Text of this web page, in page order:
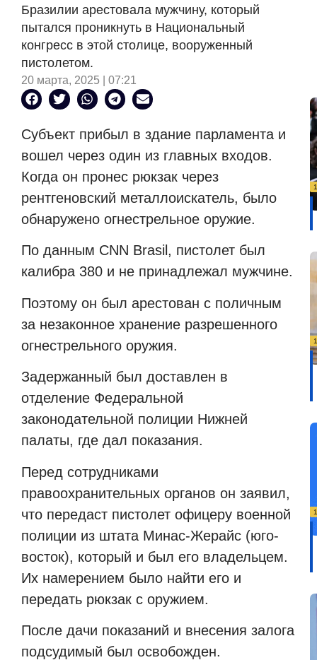
Бразилии арестовала мужчину, который
пытался проникнуть в Национальный
конгресс в этой столице, вооруженный
пистолетом.
20 марта, 2025 | 07:21
Субъект прибыл в здание парламента и
вошел через один из главных входов.
Когда он пронес рюкзак через
рентгеновский металлоискатель, было
обнаружено огнестрельное оружие.
По данным CNN Brasil, пистолет был
калибра 380 и не принадлежал мужчине.
Поэтому он был арестован с поличным
за незаконное хранение разрешенного
огнестрельного оружия.
Задержанный был доставлен в
отделение Федеральной
законодательной полиции Нижней
палаты, где дал показания.
Перед сотрудниками
правоохранительных органов он заявил,
что передаст пистолет офицеру военной
полиции из штата Минас-Жерайс (юго-
восток), который и был его владельцем.
Их намерением было найти его и
передать рюкзак с оружием.
После дачи показаний и внесения залога
подсудимый был освобожден.